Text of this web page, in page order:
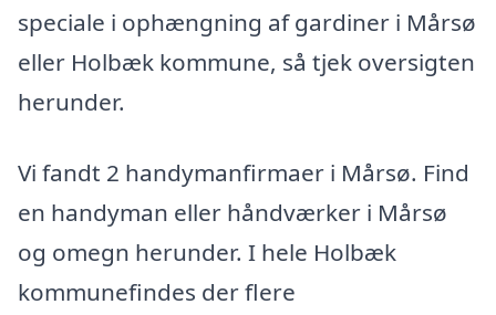
speciale i ophængning af gardiner i Mårsø
eller Holbæk kommune, så tjek oversigten
herunder.
Vi fandt 2 handymanfirmaer i Mårsø. Find
en handyman eller håndværker i Mårsø
og omegn herunder. I hele Holbæk
kommunefindes der flere